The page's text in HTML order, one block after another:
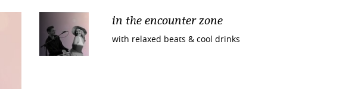
in the encounter zone
with relaxed beats & cool drinks